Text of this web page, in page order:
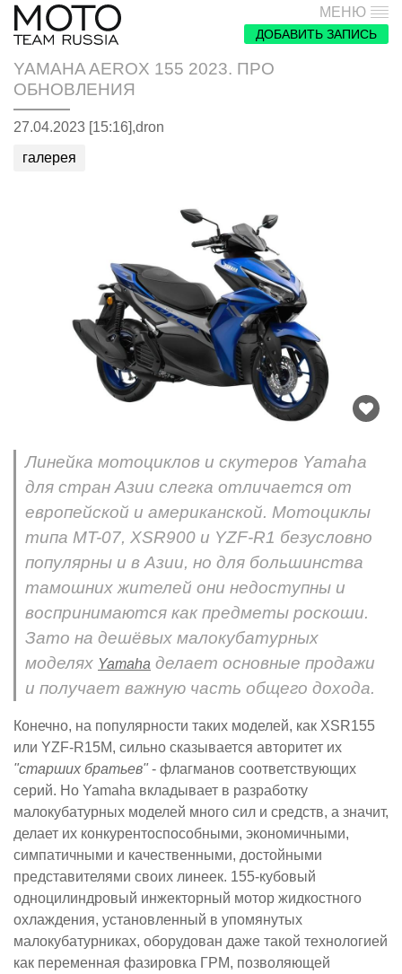
МЕНЮ
ДОБАВИТЬ ЗАПИСЬ
YAMAHA AEROX 155 2023. ПРО
ОБНОВЛЕНИЯ
27.04.2023 [15:16],dron
галерея
Линейка мотоциклов и скутеров Yamaha
для стран Азии слегка отличается от
европейской и американской. Мотоциклы
типа MT-07, XSR900 и YZF-R1 безусловно
популярны и в Азии, но для большинства
тамошних жителей они недоступны и
воспринимаются как предметы роскоши.
Зато на дешёвых малокубатурных
моделях Yamaha делает основные продажи
и получает важную часть общего дохода.
Конечно, на популярности таких моделей, как XSR155
или YZF-R15M, сильно сказывается авторитет их
"старших братьев" - флагманов соответствующих
серий. Но Yamaha вкладывает в разработку
малокубатурных моделей много сил и средств, а значит,
делает их конкурентоспособными, экономичными,
симпатичными и качественными, достойными
представителями своих линеек. 155-кубовый
одноцилиндровый инжекторный мотор жидкостного
охлаждения, установленный в упомянутых
малокубатурниках, оборудован даже такой технологией
как переменная фазировка ГРМ, позволяющей